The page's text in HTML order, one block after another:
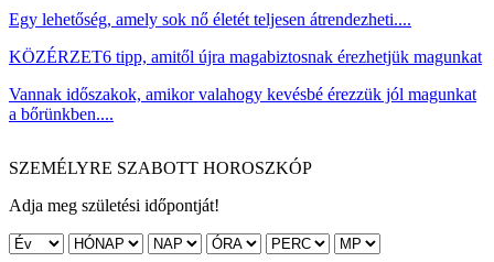
Egy lehetőség, amely sok nő életét teljesen átrendezheti....
KÖZÉRZET6 tipp, amitől újra magabiztosnak érezhetjük magunkat
Vannak időszakok, amikor valahogy kevésbé érezzük jól magunkat
a bőrünkben....
SZEMÉLYRE SZABOTT HOROSZKÓP
Adja meg születési időpontját!